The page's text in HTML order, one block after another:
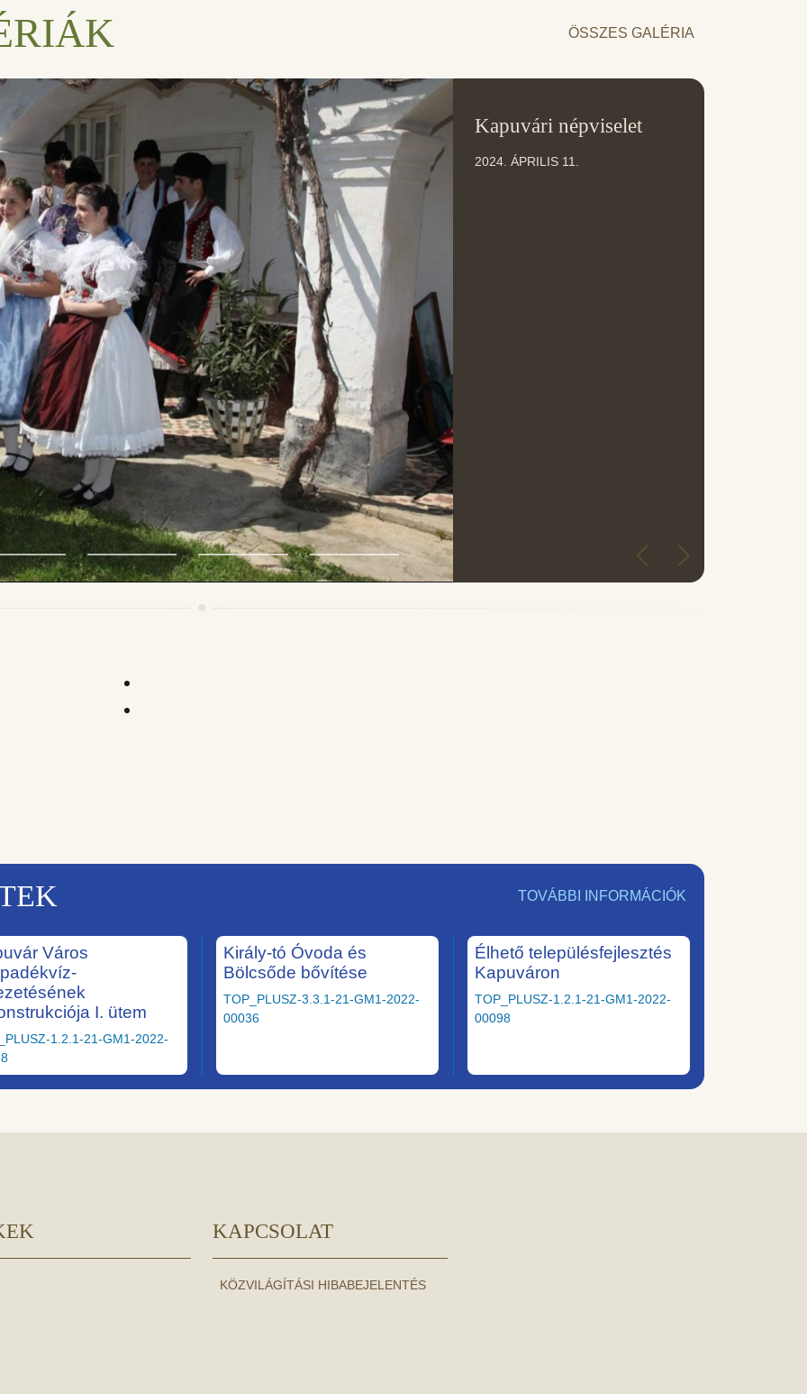
ÖSSZES GALÉRIA
Kapuvári népviselet
2024. ÁPRILIS 11.
TOVÁBBI INFORMÁCIÓK
Város
I. ütem
1.2.1-21-GM1-2022-
Király-tó Óvoda és
Bölcsőde bővítése
TOP_PLUSZ-3.3.1-21-GM1-2022-
00036
Élhető településfejlesztés
Kapuváron
TOP_PLUSZ-1.2.1-21-GM1-2022-
00098
KAPCSOLAT
KÖZVILÁGÍTÁSI HIBABEJELENTÉS